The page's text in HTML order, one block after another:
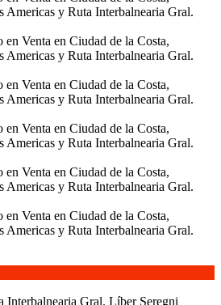
Interbalnearia Gral. Líber Seregni